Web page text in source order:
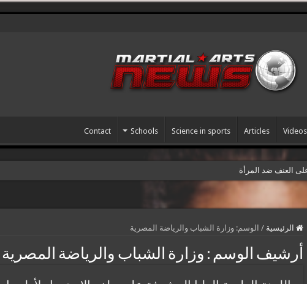
Videos
Articles
Science in sports
Schools
Contact
العنف ضد المرأة
الرئيسية / الوسم:وزارة الشباب والرياضة المصرية
أرشيف الوسم : وزارة الشباب والرياضة المصرية